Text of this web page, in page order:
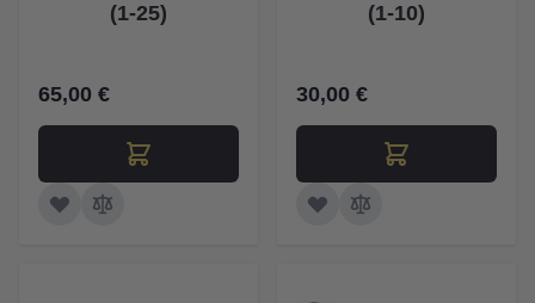
(1-25)
65,00 €
(1-10)
30,00 €